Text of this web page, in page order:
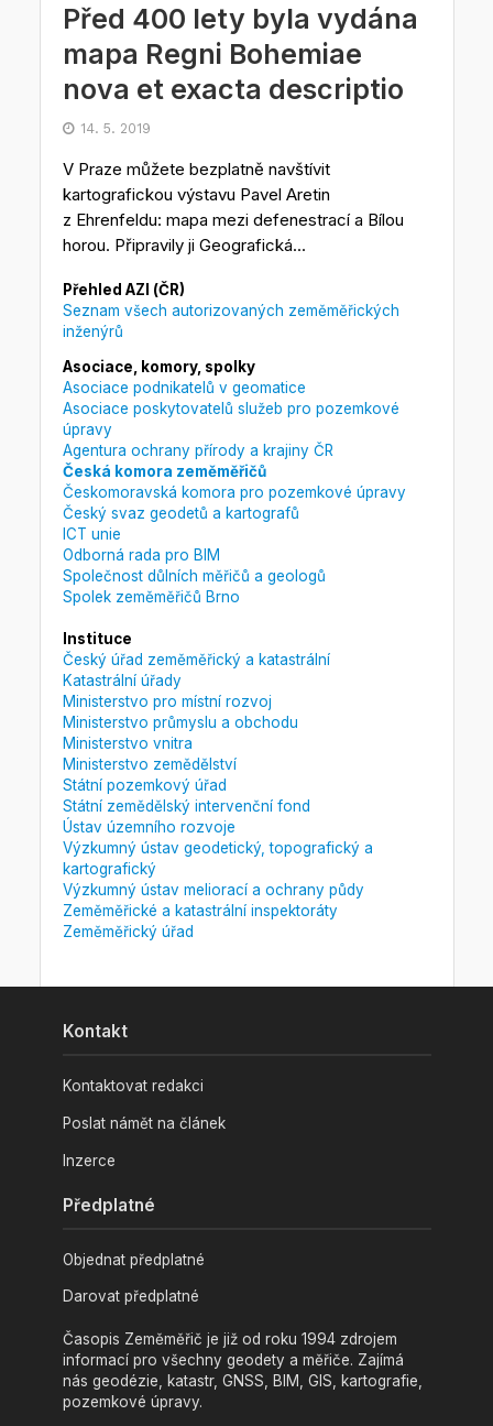
Před 400 lety byla vydána
mapa Regni Bohemiae
nova et exacta descriptio
14. 5. 2019
V Praze můžete bezplatně navštívit
kartografickou výstavu Pavel Aretin
z Ehrenfeldu: mapa mezi defenestrací a Bílou
horou. Připravily ji Geografická...
Přehled AZI (ČR)
Seznam všech autorizovaných zeměměřických
inženýrů
Asociace, komory, spolky
Asociace podnikatelů v geomatice
Asociace poskytovatelů služeb pro pozemkové
úpravy
Agentura ochrany přírody a krajiny ČR
Česká komora zeměměřičů
Českomoravská komora pro pozemkové úpravy
Český svaz geodetů a kartografů
ICT unie
Odborná rada pro BIM
Společnost důlních měřičů a geologů
Spolek zeměměřičů Brno
Instituce
Český úřad zeměměřický a katastrální
Katastrální úřady
Ministerstvo pro místní rozvoj
Ministerstvo průmyslu a obchodu
Ministerstvo vnitra
Ministerstvo zemědělství
Státní pozemkový úřad
Státní zemědělský intervenční fond
Ústav územního rozvoje
Výzkumný ústav geodetický, topografický a
kartografický
Výzkumný ústav meliorací a ochrany půdy
Zeměměřické a katastrální inspektoráty
Zeměměřický úřad
Kontakt
Kontaktovat redakci
Poslat námět na článek
Inzerce
Předplatné
Objednat předplatné
Darovat předplatné
Časopis Zeměměřič je již od roku 1994 zdrojem
informací pro všechny geodety a měřiče. Zajímá
nás geodézie, katastr, GNSS, BIM, GIS, kartografie,
pozemkové úpravy.